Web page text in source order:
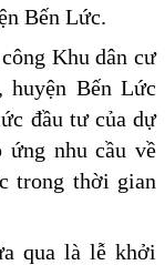
Bến Lức.
Khu dân cư
Bến Lức
đầu tư của dự
ứng nhu cầu về
trong thời gian
qua là lễ khởi